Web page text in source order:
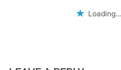
Loading...